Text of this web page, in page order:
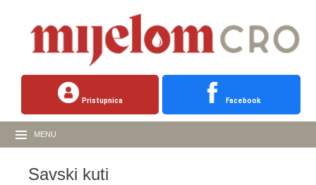
Pristupnica Facebook
MENU
Savski kuti